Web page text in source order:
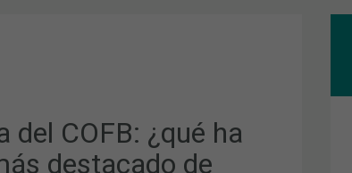
del COFB: ¿qué ha
destacado de